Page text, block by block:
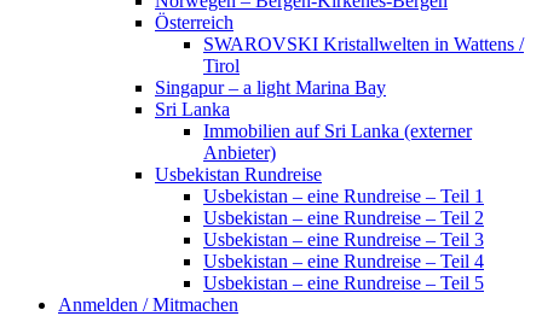
Österreich
SWAROVSKI Kristallwelten in Wattens /
Tirol
Singapur – a light Marina Bay
Sri Lanka
Immobilien auf Sri Lanka (externer
Anbieter)
Usbekistan Rundreise
Usbekistan – eine Rundreise – Teil 1
Usbekistan – eine Rundreise – Teil 2
Usbekistan – eine Rundreise – Teil 3
Usbekistan – eine Rundreise – Teil 4
Usbekistan – eine Rundreise – Teil 5
Anmelden / Mitmachen